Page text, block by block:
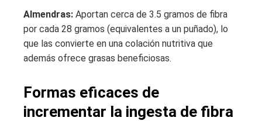
Almendras: Aportan cerca de 3.5 gramos de fibra
por cada 28 gramos (equivalentes a un puñado), lo
que las convierte en una colación nutritiva que
además ofrece grasas beneficiosas.
Formas eficaces de
incrementar la ingesta de fibra